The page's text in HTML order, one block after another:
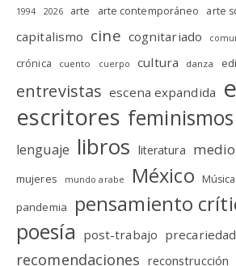
1994 2026 arte arte contemporáneo arte
capitalismo cine cognitariado
crónica cuento cuerpo cultura danza
entrevistas escena expandida
escritores feminismos
lenguaje libros literatura
mujeres mundo arabe México Música
pandemia pensamiento
poesía post-trabajo precariedad
recomendaciones reconstrucción